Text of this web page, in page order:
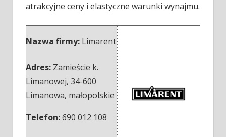
atrakcyjne ceny i elastyczne warunki wynajmu.
Nazwa firmy: Limarent
Adres: Zamieście k.
Limanowej, 34-600
Limanowa, małopolskie
Telefon:690 012 108